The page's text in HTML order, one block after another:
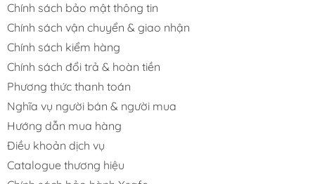
Chính sách bảo mật thông tin
Chính sách vận chuyển & giao nhận
Chính sách kiểm hàng
Chính sách đổi trả & hoàn tiền
Phương thức thanh toán
Nghĩa vụ người bán & người mua
Hướng dẫn mua hàng
Điều khoản dịch vụ
Catalogue thương hiệu